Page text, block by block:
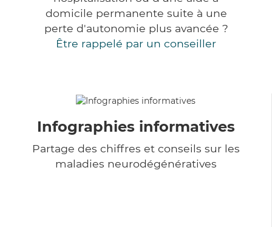
domicile permanente suite à une
perte d'autonomie plus avancée ?
Être rappelé par un conseiller
Infographies informatives
Partage des chiffres et conseils sur les
maladies neurodégénératives